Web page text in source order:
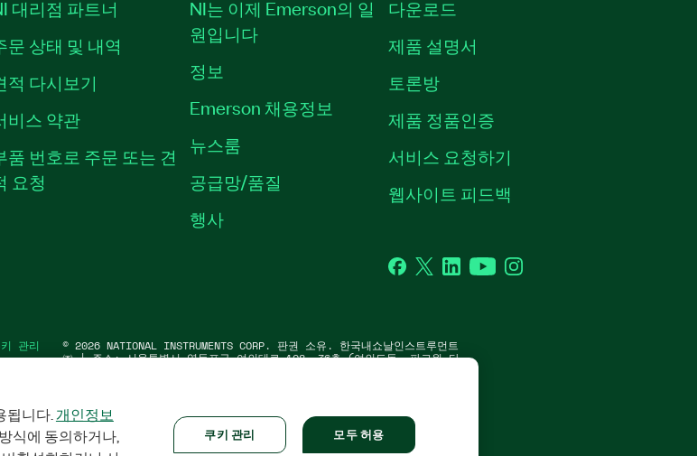
대리점 파트너
문 상태 및 내역
적 다시보기
비스 약관
품 번호로 주문 또는 견
요청
NI는 이제 Emerson의 일
원입니다
정보
Emerson 채용정보
뉴스룸
공급망/품질
행사
다운로드
제품 설명서
토론방
제품 정품인증
서비스 요청하기
웹사이트 피드백
Facebook
TwitterLinkedInYouTubeInstagram
관리 © 2026 NATIONAL INSTRUMENTS CORP. 판권 소유. 한국내쇼날인스트루먼트
㈜ | 주소: 서울특별시 영등포구 여의대로 108, 36층 (여의도동, 파크원 타
됩니다. 개인정보
식에 동의하거나,
쿠키 관리 모두 허용